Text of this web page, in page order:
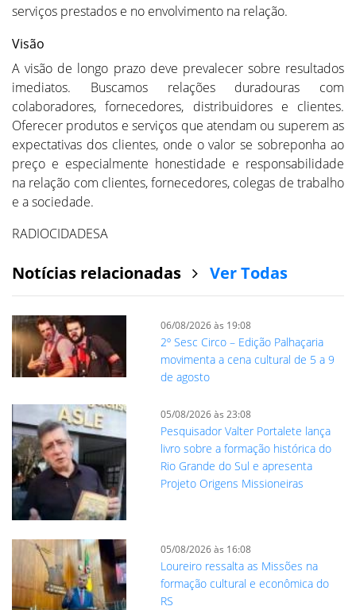
serviços prestados e no envolvimento na relação.
Visão
A visão de longo prazo deve prevalecer sobre resultados
imediatos. Buscamos relações duradouras com
colaboradores, fornecedores, distribuidores e clientes.
Oferecer produtos e serviços que atendam ou superem as
expectativas dos clientes, onde o valor se sobreponha ao
preço e especialmente honestidade e responsabilidade
na relação com clientes, fornecedores, colegas de trabalho
e a sociedade.
RADIOCIDADESA
Notícias relacionadas Ver Todas
06/08/2026 às 19:08
2º Sesc Circo – Edição Palhaçaria
movimenta a cena cultural de 5 a 9
de agosto
05/08/2026 às 23:08
Pesquisador Valter Portalete lança
livro sobre a formação histórica do
Rio Grande do Sul e apresenta
Projeto Origens Missioneiras
05/08/2026 às 16:08
Loureiro ressalta as Missões na
formação cultural e econômica do
RS